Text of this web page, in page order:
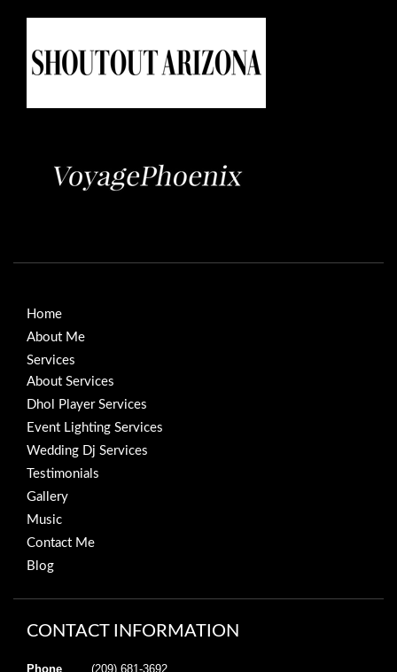
Home
About Me
Services
About Services
Dhol Player Services
Event Lighting Services
Wedding Dj Services
Testimonials
Gallery
Music
Contact Me
Blog
CONTACT INFORMATION
Phone (209) 681-3692